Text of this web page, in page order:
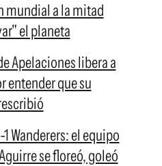
3,45
mundial a la mitad
el planeta
Apelaciones libera a
entender que su
Wanderers: el equipo
se floreó, goleó